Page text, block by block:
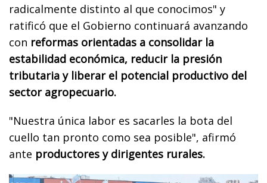
radicalmente distinto al que conocimos" y
ratificó que el Gobierno continuará avanzando
con reformas orientadas a consolidar la
estabilidad económica, reducir la presión
tributaria y liberar el potencial productivo del
sector agropecuario.
"Nuestra única labor es sacarles la bota del
cuello tan pronto como sea posible", afirmó
ante productores y dirigentes rurales.